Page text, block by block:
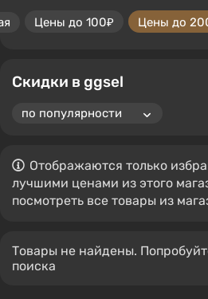
Цены до 100₽ Цены до
Скидки в ggsel
Отображаются только
лучшими ценами из этого
посмотреть все товары из
Товары не найдены.
поиска